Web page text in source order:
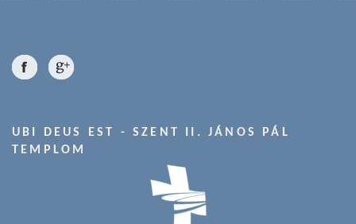
UBI DEUS EST - SZENT II. JÁNOS PÁL
TEMPLOM